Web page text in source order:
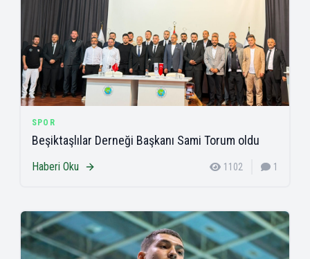
SPOR
Beşiktaşlılar Derneği Başkanı Sami Torum oldu
Haberi Oku 1102 1